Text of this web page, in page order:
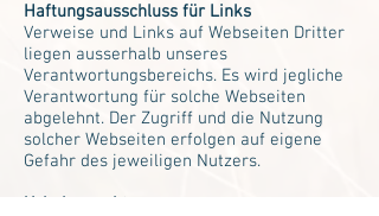
Haftungsausschluss für Links
Verweise und Links auf Webseiten Dritter
liegen ausserhalb unseres
Verantwortungsbereichs. Es wird jegliche
Verantwortung für solche Webseiten
abgelehnt. Der Zugriff und die Nutzung
solcher Webseiten erfolgen auf eigene
Gefahr des jeweiligen Nutzers.
Urheberrechte